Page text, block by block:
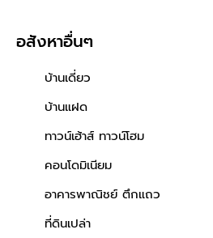
อสังหาอื่นๆ
บ้านเดี่ยว
บ้านแฝด
ทาวน์เฮ้าส์ ทาวน์โฮม
คอนโดมิเนียม
อาคารพาณิชย์ ตึกแถว
ที่ดินเปล่า